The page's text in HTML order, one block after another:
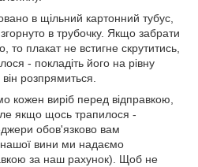
в щільний картонний тубус,
в трубочку. Якщо забрати
плакат не встигне скрутитись,
- покладіть його на рівну
розпрямиться.
кожен виріб перед відправкою,
якщо щось трапилося -
обов'язково вам
нашої вини ми надаємо
за наш рахунок). Щоб не